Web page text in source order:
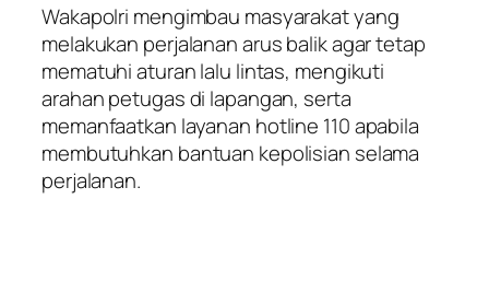
Wakapolri mengimbau masyarakat yang
melakukan perjalanan arus balik agar tetap
mematuhi aturan lalu lintas, mengikuti
arahan petugas di lapangan, serta
memanfaatkan layanan hotline 110 apabila
membutuhkan bantuan kepolisian selama
perjalanan.